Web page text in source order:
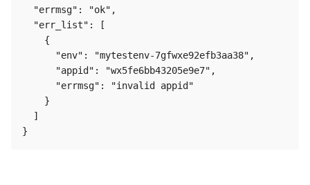
  "errmsg": "ok",
  "err_list": [
    {
      "env": "mytestenv-7gfwxe92efb3aa38",
      "appid": "wx5fe6bb43205e9e7",
      "errmsg": "invalid appid"
    }
  ]